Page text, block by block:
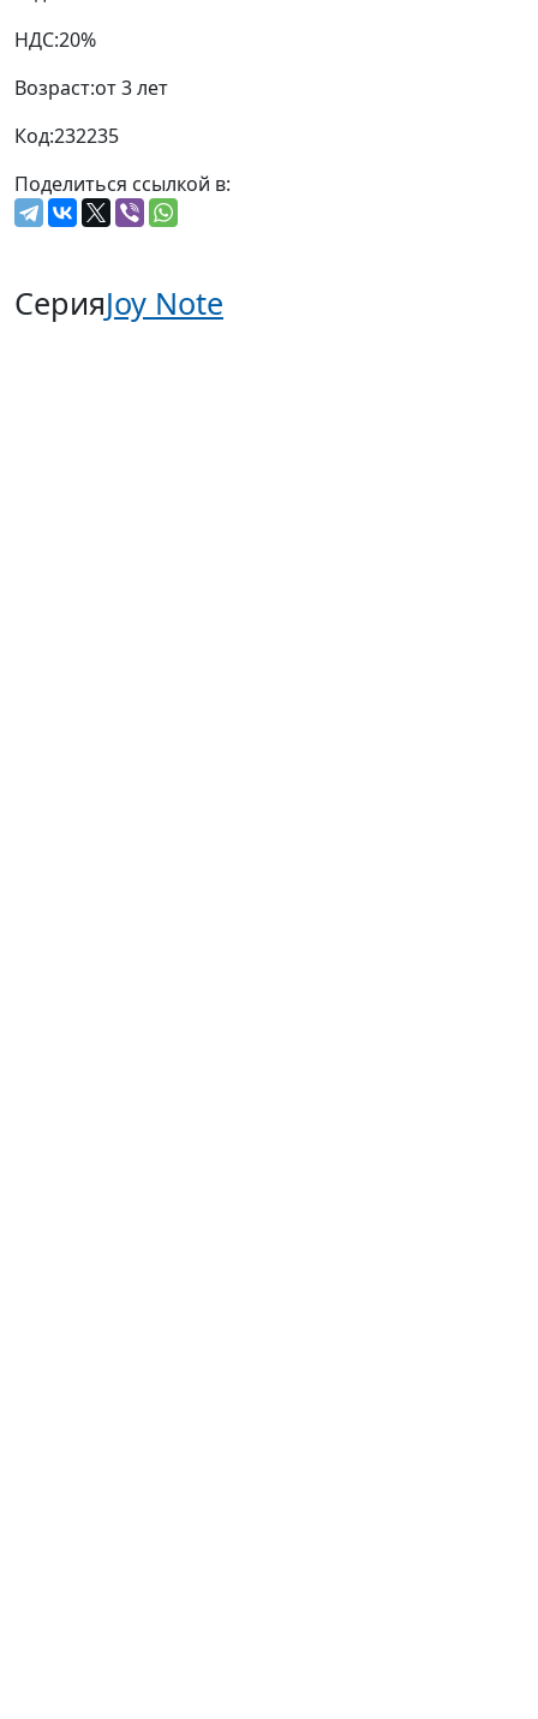
НДС:20%
Возраст:от 3 лет
Код:232235
Поделиться ссылкой в:
СерияJoy Note